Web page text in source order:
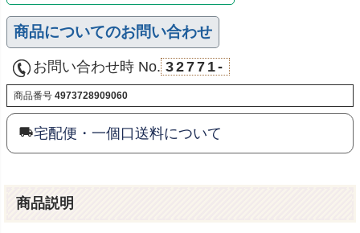
商品についてのお問い合わせ
お問い合わせ時 No. 32771-
商品番号 4973728909060
宅配便・一個口送料について
商品説明